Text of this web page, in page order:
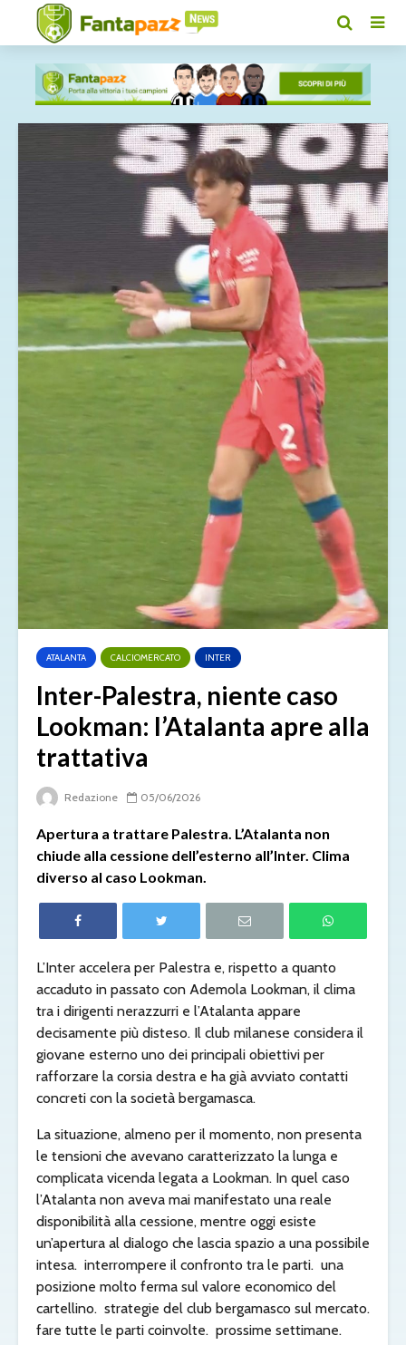
ATALANTA CALCIOMERCATO INTER
Inter-Palestra, niente caso
Lookman: l’Atalanta apre alla
trattativa
Redazione 05/06/2026
Apertura a trattare Palestra. L’Atalanta non
chiude alla cessione dell’esterno all’Inter. Clima
diverso al caso Lookman.
L’Inter accelera per Palestra e, rispetto a quanto
accaduto in passato con Ademola Lookman, il clima
tra i dirigenti nerazzurri e l’Atalanta appare
decisamente più disteso. Il club milanese considera il
giovane esterno uno dei principali obiettivi per
rafforzare la corsia destra e ha già avviato contatti
concreti con la società bergamasca.
La situazione, almeno per il momento, non presenta
le tensioni che avevano caratterizzato la lunga e
complicata vicenda legata a Lookman. In quel caso
l’Atalanta non aveva mai manifestato una reale
disponibilità alla cessione, mentre oggi esiste
un’apertura al dialogo che lascia spazio a una possibile
intesa. interrompere il confronto tra le parti. una
posizione molto ferma sul valore economico del
cartellino. strategie del club bergamasco sul mercato.
fare tutte le parti coinvolte. prossime settimane.